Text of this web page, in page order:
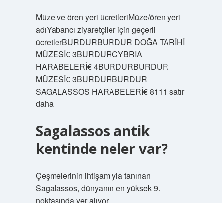
Müze ve ören yeri ücretleriMüze/ören yeri
adıYabancı ziyaretçiler için geçerli
ücretlerBURDURBURDUR DOĞA TARİHİ
MÜZESİ€ 3BURDURCYBRIA
HARABELERİ€ 4BURDURBURDUR
MÜZESİ€ 3BURDURBURDUR
SAGALASSOS HARABELERİ€ 8111 satır
daha
Sagalassos antik
kentinde neler var?
Çeşmelerinin ihtişamıyla tanınan
Sagalassos, dünyanın en yüksek 9.
noktasında yer alıyor.